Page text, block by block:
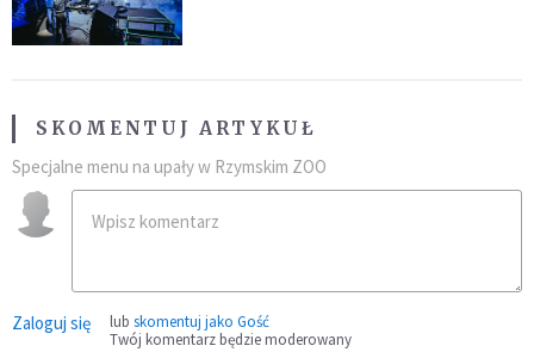
SKOMENTUJ ARTYKUŁ
Specjalne menu na upały w Rzymskim ZOO
Zaloguj się lub skomentuj jako Gość
Twój komentarz będzie moderowany